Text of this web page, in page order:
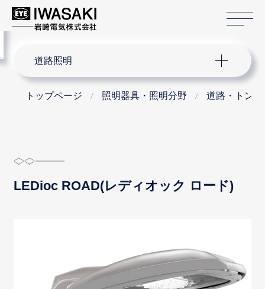
道路照明
トップページ 照明器具・照明分野 道路・トン
LEDioc ROAD(レディオック ロード)
menu